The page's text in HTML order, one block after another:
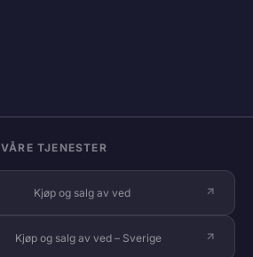
VÅRE TJENESTER
Kjøp og salg av ved
Kjøp og salg av ved – Sverige